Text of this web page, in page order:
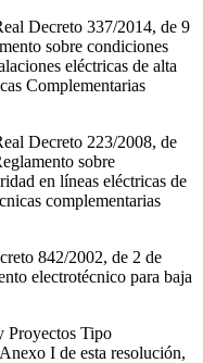
Decreto 337/2014, de 9
sobre condiciones
eléctricas de alta
Complementarias
Decreto 223/2008, de
sobre
en líneas eléctricas de
complementarias
842/2002, de 2 de
electrotécnico para baja
Proyectos Tipo
I de esta resolución,